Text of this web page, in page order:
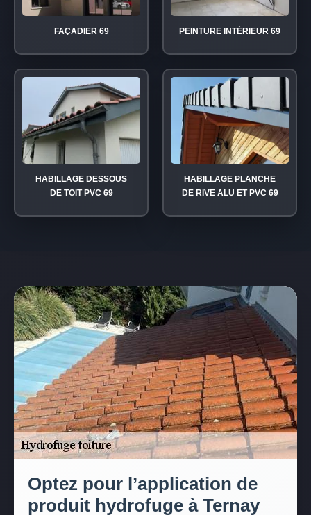
FAÇADIER 69 PEINTURE INTÉRIEUR 69
HABILLAGE DESSOUS
DE TOIT PVC 69
HABILLAGE PLANCHE
DE RIVE ALU ET PVC 69
Optez pour l’application de
produit hydrofuge à Ternay